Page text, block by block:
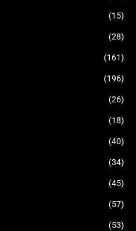
(15)
(28)
(161)
(196)
(26)
(18)
(40)
(34)
(45)
(57)
(53)